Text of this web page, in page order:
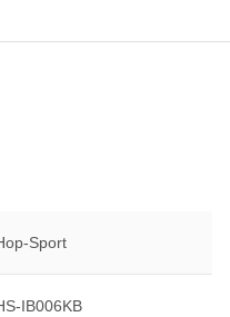
Sport
IB006KB